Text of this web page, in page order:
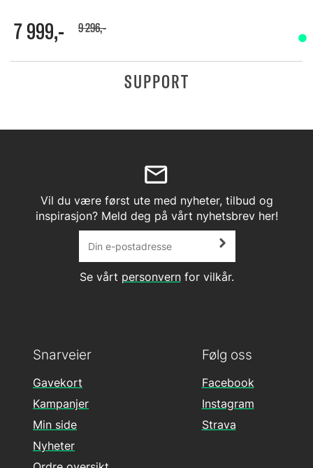
7 999,- 9 296,-
SUPPORT
Vil du være først ute med nyheter, tilbud og
inspirasjon? Meld deg på vårt nyhetsbrev her!
Se vårt personvernfor vilkår.
Følg oss
Facebook
Instagram
Strava
Snarveier
Gavekort
Kampanjer
Min side
Nyheter